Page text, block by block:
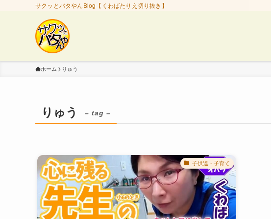
サクッとバタやんBlog【くわばたりえ切り抜き】
ホーム りゅう
りゅう – tag –
子供達・子育て